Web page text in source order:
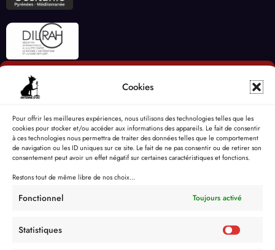
Cookies
Pour offrir les meilleures expériences, nous utilisons des technologies telles que les
cookies pour stocker et/ou accéder aux informations des appareils. Le fait de consentir
à ces technologies nous permettra de traiter des données telles que le comportement
de navigation ou les ID uniques sur ce site. Le fait de ne pas consentir ou de retirer son
consentement peut avoir un effet négatif sur certaines caractéristiques et fonctions.
Restons tout de même libre de nos choix...
Fonctionnel Toujours activé
Statistiques